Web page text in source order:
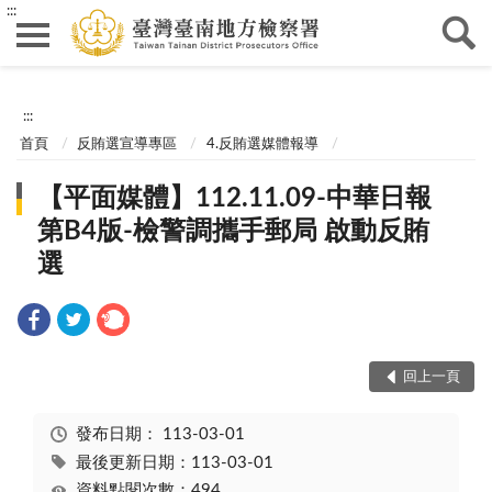
:::
:::
首頁 反賄選宣導專區 4.反賄選媒體報導
【平面媒體】112.11.09-中華日報
第B4版-檢警調攜手郵局 啟動反賄
選
回上一頁
發布日期： 113-03-01
最後更新日期：113-03-01